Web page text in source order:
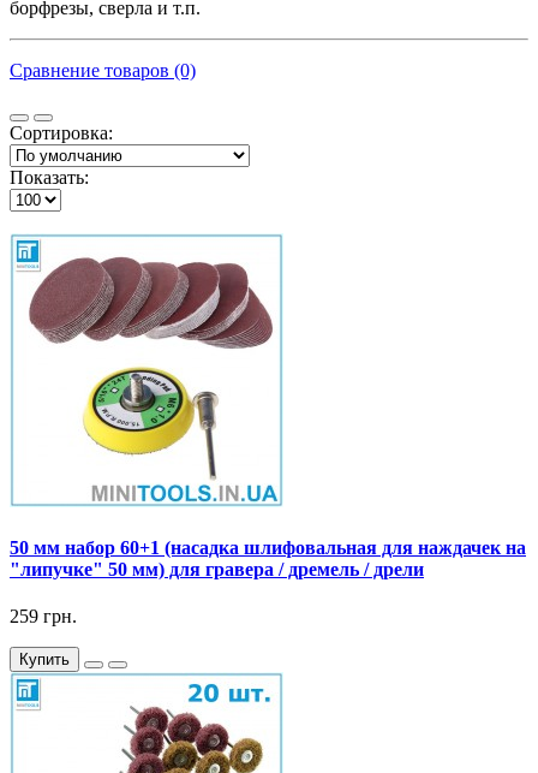
борфрезы, сверла и т.п.
Сравнение товаров (0)
Сортировка:
Показать:
50 мм набор 60+1 (насадка шлифовальная для наждачек на
"липучке" 50 мм) для гравера / дремель / дрели
259 грн.
Купить